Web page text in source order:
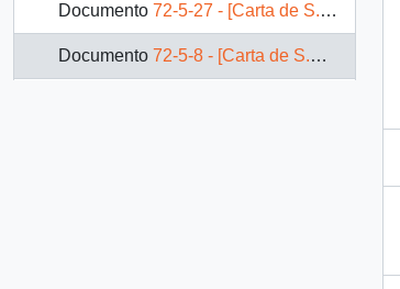
Documento 72-5-27 - [Carta de S.E El Presidente Patricio Aylwin a Presidente de la Comisión de las Comunidades Europeas]
Documento 72-5-8 - [Carta de S.E El Presidente Patricio Aylwin dirigida a Presidente de la República de Colombia]